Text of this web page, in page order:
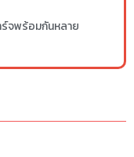
ร์จพร้อมกันหลาย